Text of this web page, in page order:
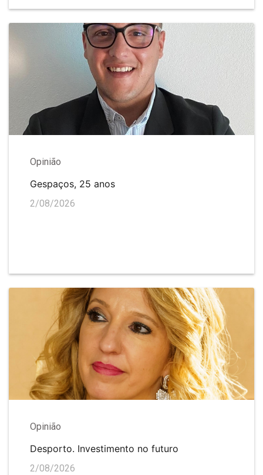
Opinião
Gespaços, 25 anos
2/08/2026
Opinião
Desporto. Investimento no futuro
2/08/2026